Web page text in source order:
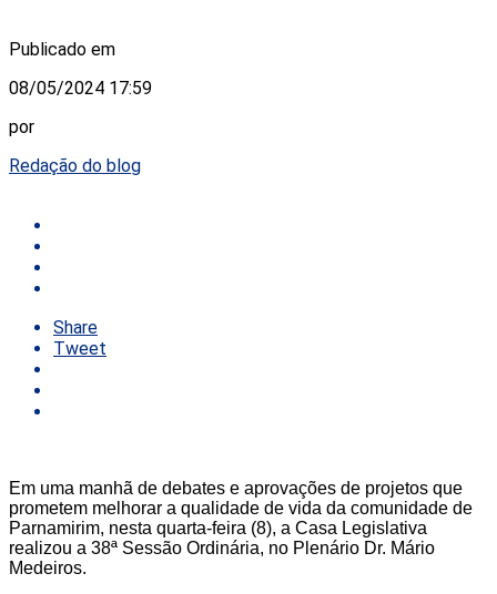
Publicado em
08/05/2024 17:59
por
Redação do blog
Share
Tweet
Em uma manhã de debates e aprovações de projetos que
prometem melhorar a qualidade de vida da comunidade de
Parnamirim, nesta quarta-feira (8), a Casa Legislativa
realizou a 38ª Sessão Ordinária, no Plenário Dr. Mário
Medeiros.